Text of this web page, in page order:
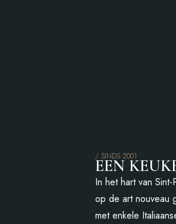
/ SINDS 2001
EEN
In het hart van
op de art nouveau
met enkele